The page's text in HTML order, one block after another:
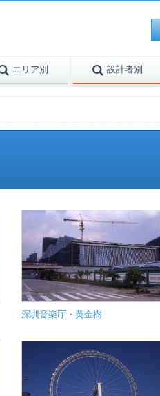
エリア別 設計者別
深圳音楽庁・黄金樹